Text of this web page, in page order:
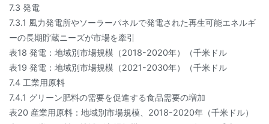
7.3 発電
7.3.1 風力発電所やソーラーパネルで発電された再生可能エネルギ
ーの長期貯蔵ニーズが市場を牽引
表18 発電：地域別市場規模（2018-2020年）（千米ドル
表19 発電：地域別市場規模（2021-2030年）（千米ドル
7.4 工業用原料
7.4.1 グリーン肥料の需要を促進する食品需要の増加
表20 産業用原料：地域別市場規模、2018-2020年（千米ドル）